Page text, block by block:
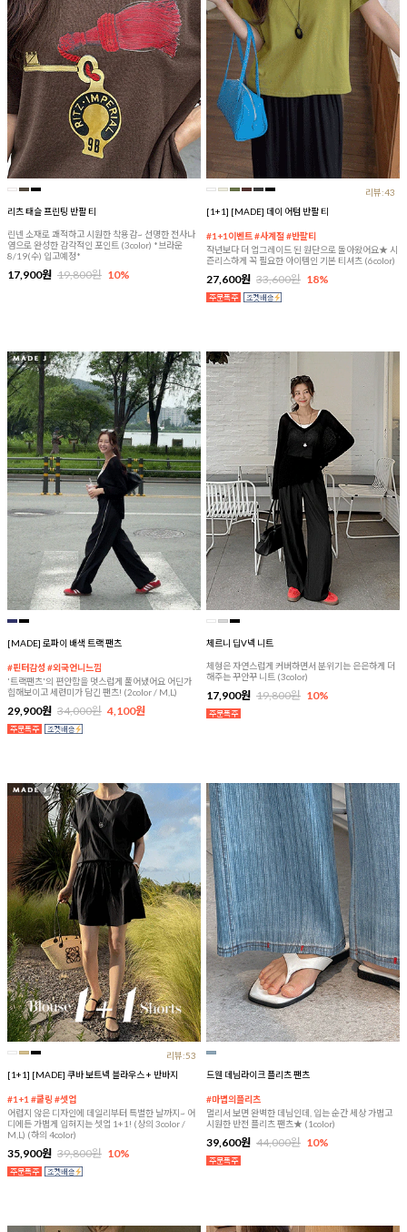
리츠 태슬 프린팅 반팔 티
린넨 소재로 쾌적하고 시원한 착용감~ 선명한 전사나
염으로 완성한 감각적인 포인트 (3color) *브라운
8/19(수) 입고예정*
17,900원 19,800원 10%
리뷰:43
[1+1] [MADE] 데이 어텀 반팔 티
#1+1이벤트 #사계절 #반팔티
작년보다 더 업그레이드 된 원단으로 돌아왔어요★ 시
즌리스하게 꼭 필요한 아이템인 기본 티셔츠 (6color)
27,600원 33,600원 18%
[MADE] 로파이 배색 트랙 팬츠
#핀터감성 #외국언니느낌
'트랙팬츠'의 편안함을 멋스럽게 풀어냈어요 어딘가
힙해보이고 세련미가 담긴 팬츠! (2color / M,L)
29,900원 34,000원 4,100원
체르니 딥V넥 니트
체형은 자연스럽게 커버하면서 분위기는 은은하게 더
해주는 꾸안꾸 니트 (3color)
17,900원 19,800원 10%
리뷰:53
[1+1] [MADE] 쿠바 보트넥 블라우스 + 반바지
#1+1 #쿨링 #셋업
어렵지 않은 디자인에 데일리부터 특별한 날까지~ 어
디에든 가볍게 입혀지는 셋업 1+1! (상의 3color /
M,L) (하의 4color)
35,900원 39,800원 10%
드웬 데님라이크 플리츠 팬츠
#마법의플리츠
멀리서 보면 완벽한 데님인데, 입는 순간 세상 가볍고
시원한 반전 플리츠 팬츠★ (1color)
39,600원 44,000원 10%